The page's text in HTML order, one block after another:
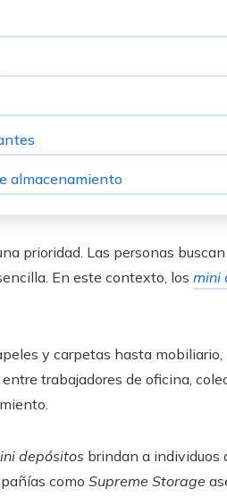
almacenamiento
prioridad. Las personas
En este contexto, los mini
y carpetas hasta mobiliario,
trabajadores de oficina,
depósitos brindan a individuos
como Supreme Storage